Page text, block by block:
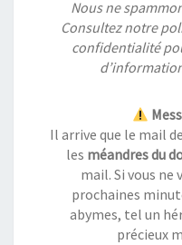
Nous ne
Consultez notre
confidentialité
Il arrive que le mail
les méandres du
mail. Si vous ne
prochaines
abymes, tel un
précieux